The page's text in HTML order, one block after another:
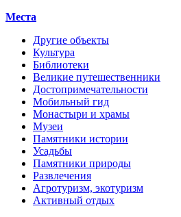
Места
Другие объекты
Культура
Библиотеки
Великие путешественники
Достопримечательности
Мобильный гид
Монастыри и храмы
Музеи
Памятники истории
Усадьбы
Памятники природы
Развлечения
Агротуризм, экотуризм
Активный отдых